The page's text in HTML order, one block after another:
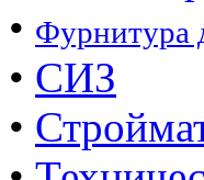
• Фурнитура
• СИЗ
•